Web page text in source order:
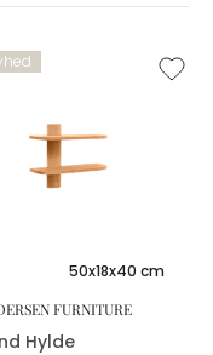
50x18x40 cm
FURNITURE
Hylde